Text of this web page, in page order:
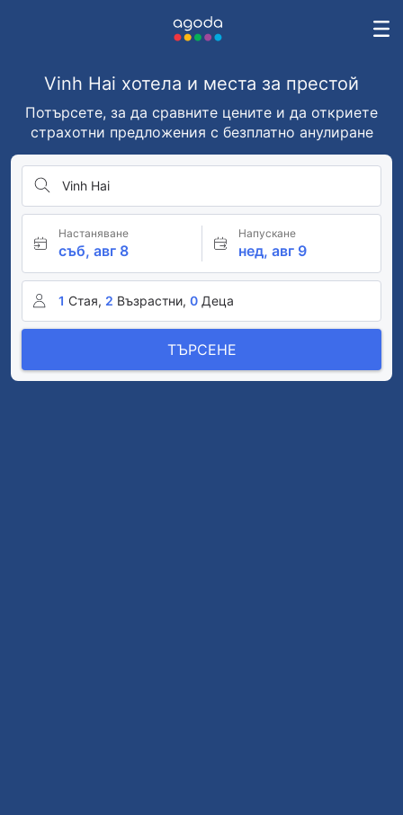
Vinh Hai хотела и места за престой
Потърсете, за да сравните цените и да откриете
страхотни предложения с безплатно анулиране
Vinh Hai
Настаняване
съб, авг 8
Напускане
нед, авг 9
1 Стая, 2 Възрастни, 0 Деца
ТЪРСЕНЕ